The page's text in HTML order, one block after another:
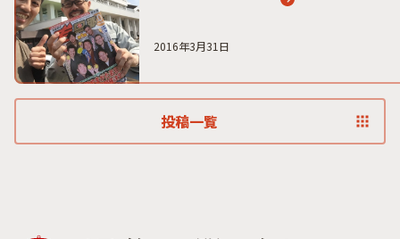
2016年3月31日
投稿一覧